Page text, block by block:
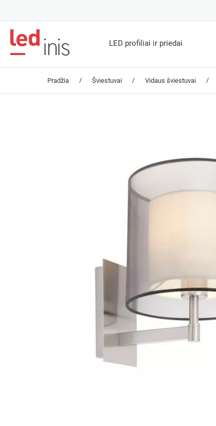
LED profiliai ir priedai
Pradžia / Šviestuvai / Vidaus šviestuvai /